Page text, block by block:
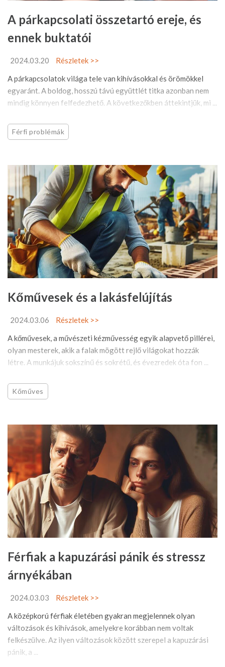
A párkapcsolati összetartó ereje, és
ennek buktatói
2024.03.20
Részletek >>
A párkapcsolatok világa tele van kihívásokkal és örömökkel
egyaránt. A boldog, hosszú távú együttlét titka azonban nem
mindig könnyen felfedezhető. A következőkben áttekintjük, mi ...
Férfi problémák
Kőművesek és a lakásfelújítás
2024.03.06
Részletek >>
A kőművesek, a művészeti kézművesség egyik alapvető pillérei,
olyan mesterek, akik a falak mögött rejlő világokat hozzák
létre. A munkájuk sokszínű és sokrétű, és évezredek óta fon ...
Kőműves
Férfiak a kapuzárási pánik és stressz
árnyékában
2024.03.03
Részletek >>
A középkorú férfiak életében gyakran megjelennek olyan
változások és kihívások, amelyekre korábban nem voltak
felkészülve. Az ilyen változások között szerepel a kapuzárási
pánik, a ...